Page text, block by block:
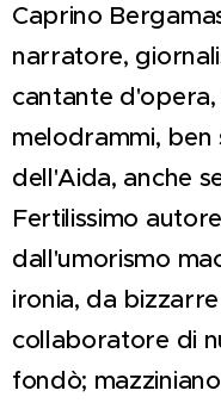
Caprino
narratore,
cantante
melodrammi, ben
dell'Aida, anche
Fertilissimo
dall'umorismo
ironia, da
collaboratore di
fondò;